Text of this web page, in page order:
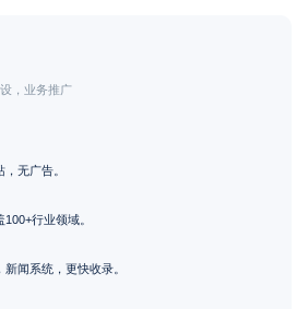
，业务推广
无广告。
行业领域。
闻系统，更快收录。